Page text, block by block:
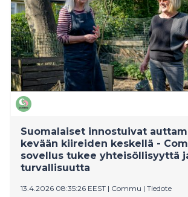
vastuutahot. Suunnitelma sisältää
kuntakohtaiset yhteenvedot.
Suomalaiset innostuivat
kevään kiireiden keskellä -
sovellus tukee yhteisöllisyyttä
turvallisuutta
13.4.2026 08:35:26 EEST | Commu | Tiedote